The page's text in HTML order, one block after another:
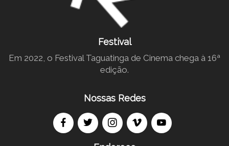
Festival
Em 2022, o Festival Taguatinga de Cinema chega à 16ª
edição.
Nossas Redes